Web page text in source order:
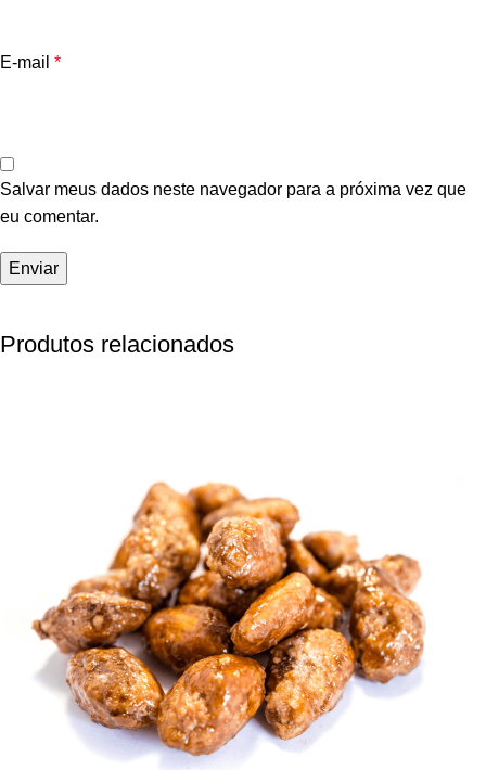
E-mail *
Salvar meus dados neste navegador para a próxima vez que
eu comentar.
Produtos relacionados